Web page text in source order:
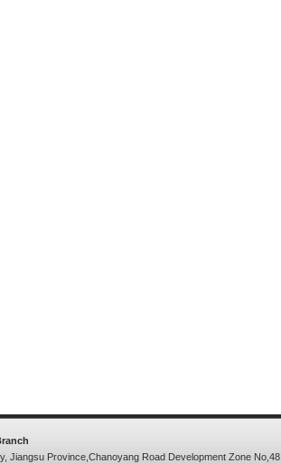
Jiangsu Province,Chanoyang Road Development Zone No,48